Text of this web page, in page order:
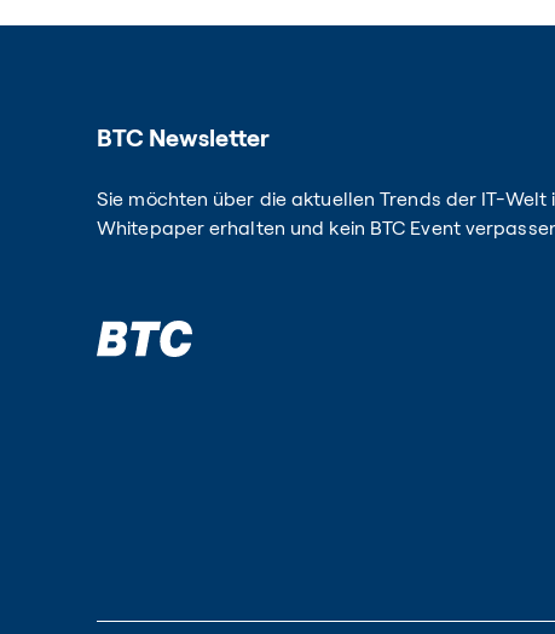
BTC Newsletter
Sie möchten über die aktuellen Trends der IT-Welt
Whitepaper erhalten und kein BTC Event